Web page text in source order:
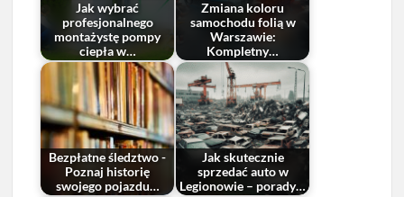
Jak wybrać
profesjonalnego
montażystę pompy
ciepła w…
Zmiana koloru
samochodu folią w
Warszawie:
Kompletny…
Bezpłatne śledztwo -
Poznaj historię
swojego pojazdu…
Jak skutecznie
sprzedać auto w
Legionowie – porady…